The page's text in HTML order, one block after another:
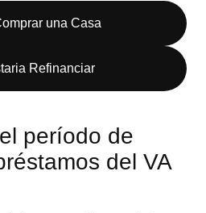
una Casa
Refinanciar
período de
del VA